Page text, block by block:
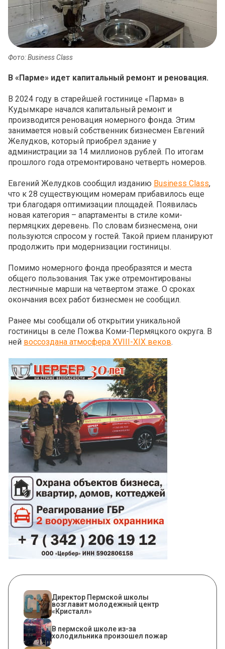
Фото: Business Class
В «Парме» идет капитальный ремонт и реновация.
В 2024 году в старейшей гостинице «Парма» в
Кудымкаре начался капитальный ремонт и
производится реновация номерного фонда. Этим
занимается новый собственник бизнесмен Евгений
Желудков, который приобрел здание у
администрации за 14 миллионов рублей. По итогам
прошлого года отремонтировано четверть номеров.
Евгений Желудков сообщил изданию Business Class,
что к 28 существующим номерам прибавилось еще
три благодаря оптимизации площадей. Появилась
новая категория – апартаменты в стиле коми-
пермяцких деревень. По словам бизнесмена, они
пользуются спросом у гостей. Такой прием планируют
продолжить при модернизации гостиницы.
Помимо номерного фонда преобразятся и места
общего пользования. Так уже отремонтированы
лестничные марши на четвертом этаже. О сроках
окончания всех работ бизнесмен не сообщил.
Ранее мы сообщали об открытии уникальной
гостиницы в селе Пожва Коми-Пермяцкого округа. В
ней воссоздана атмосфера XVIII-XIX веков.
​Директор Пермской школы
возглавит молодежный центр
«Кристалл»
​В пермской школе из-за
холодильника произошел пожар